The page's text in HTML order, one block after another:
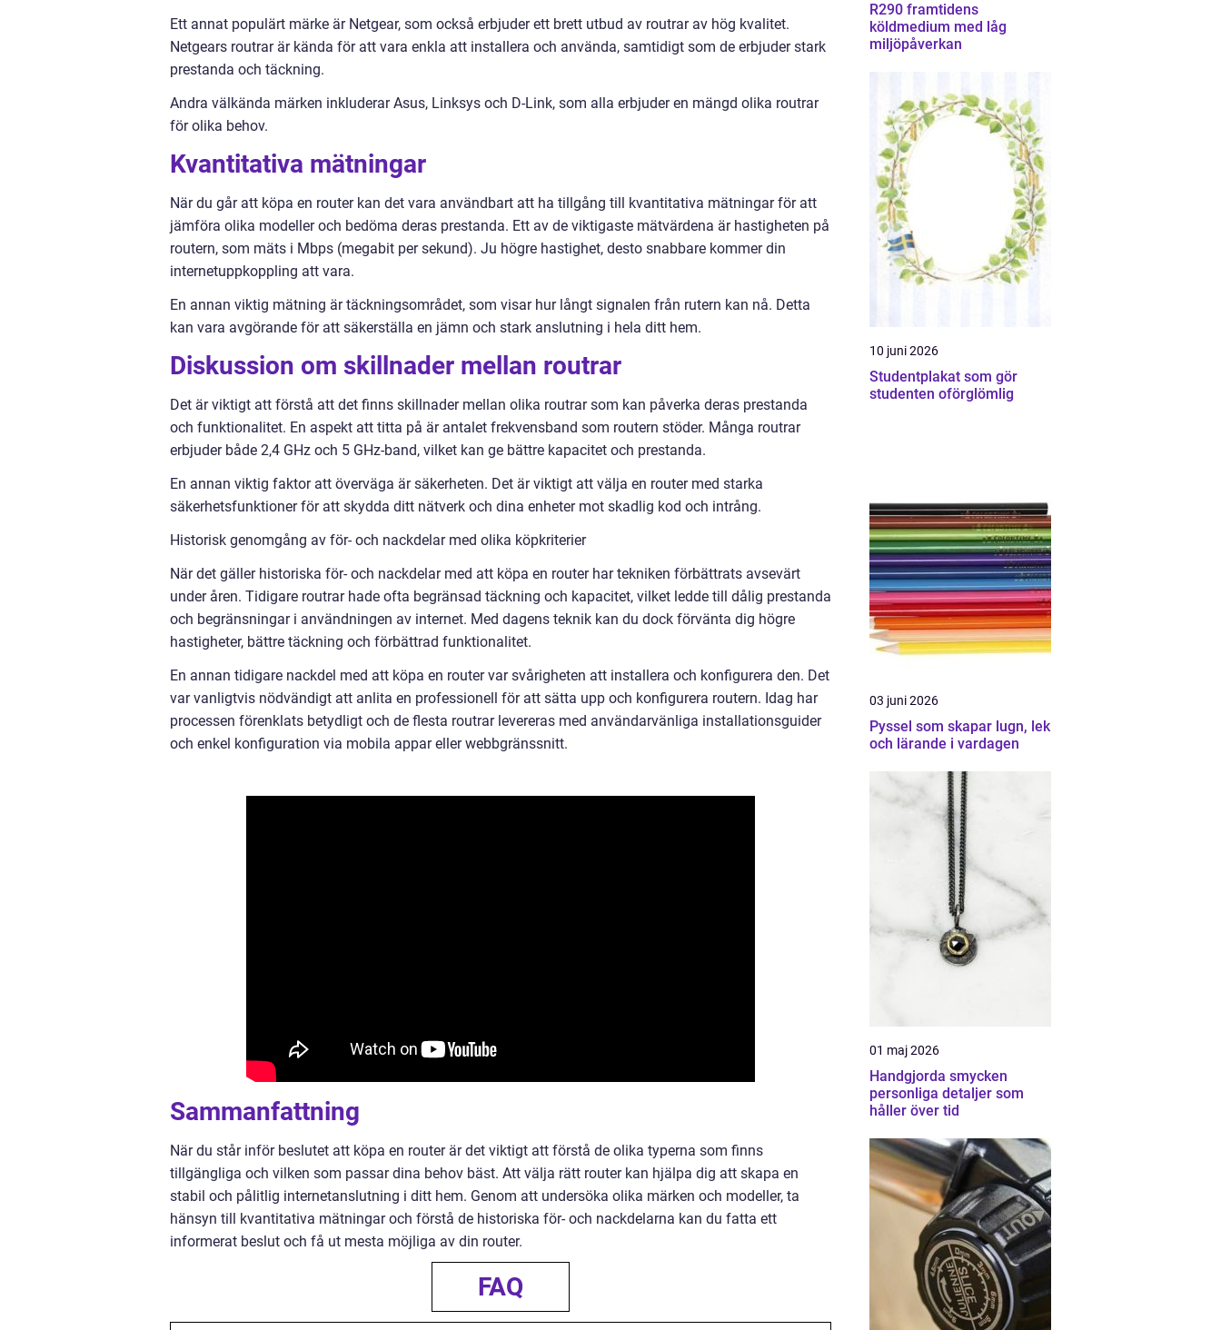
Ett annat populärt märke är Netgear, som också erbjuder ett brett utbud av routrar av hög kvalitet.
Netgears routrar är kända för att vara enkla att installera och använda, samtidigt som de erbjuder stark
prestanda och täckning.
Andra välkända märken inkluderar Asus, Linksys och D-Link, som alla erbjuder en mängd olika routrar
för olika behov.
Kvantitativa mätningar
När du går att köpa en router kan det vara användbart att ha tillgång till kvantitativa mätningar för att
jämföra olika modeller och bedöma deras prestanda. Ett av de viktigaste mätvärdena är hastigheten på
routern, som mäts i Mbps (megabit per sekund). Ju högre hastighet, desto snabbare kommer din
internetuppkoppling att vara.
En annan viktig mätning är täckningsområdet, som visar hur långt signalen från rutern kan nå. Detta
kan vara avgörande för att säkerställa en jämn och stark anslutning i hela ditt hem.
Diskussion om skillnader mellan routrar
Det är viktigt att förstå att det finns skillnader mellan olika routrar som kan påverka deras prestanda
och funktionalitet. En aspekt att titta på är antalet frekvensband som routern stöder. Många routrar
erbjuder både 2,4 GHz och 5 GHz-band, vilket kan ge bättre kapacitet och prestanda.
En annan viktig faktor att överväga är säkerheten. Det är viktigt att välja en router med starka
säkerhetsfunktioner för att skydda ditt nätverk och dina enheter mot skadlig kod och intrång.
Historisk genomgång av för- och nackdelar med olika köpkriterier
När det gäller historiska för- och nackdelar med att köpa en router har tekniken förbättrats avsevärt
under åren. Tidigare routrar hade ofta begränsad täckning och kapacitet, vilket ledde till dålig prestanda
och begränsningar i användningen av internet. Med dagens teknik kan du dock förvänta dig högre
hastigheter, bättre täckning och förbättrad funktionalitet.
En annan tidigare nackdel med att köpa en router var svårigheten att installera och konfigurera den. Det
var vanligtvis nödvändigt att anlita en professionell för att sätta upp och konfigurera routern. Idag har
processen förenklats betydligt och de flesta routrar levereras med användarvänliga installationsguider
och enkel konfiguration via mobila appar eller webbgränssnitt.
Sammanfattning
När du står inför beslutet att köpa en router är det viktigt att förstå de olika typerna som finns
tillgängliga och vilken som passar dina behov bäst. Att välja rätt router kan hjälpa dig att skapa en
stabil och pålitlig internetanslutning i ditt hem. Genom att undersöka olika märken och modeller, ta
hänsyn till kvantitativa mätningar och förstå de historiska för- och nackdelarna kan du fatta ett
informerat beslut och få ut mesta möjliga av din router.
FAQ
R290 framtidens
köldmedium med låg
miljöpåverkan
10 juni 2026
Studentplakat som gör
studenten oförglömlig
03 juni 2026
Pyssel som skapar lugn, lek
och lärande i vardagen
01 maj 2026
Handgjorda smycken
personliga detaljer som
håller över tid